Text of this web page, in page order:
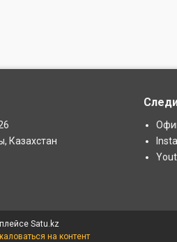
Казахстан
Satu.kz
на контент